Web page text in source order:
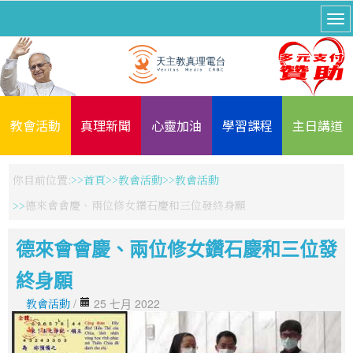
教會活動 真理新聞 心靈加油 學習課程 主日講道
你目前位置: 首頁 教會活動
教會活動
德來會會慶、兩位修女鑽石慶和三位發終身願
德來會會慶、兩位修女鑽石慶和三位發
終身願
教會活動 / 25 七月 2022